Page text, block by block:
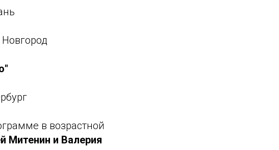
в возрастной
Митенин и Валерия